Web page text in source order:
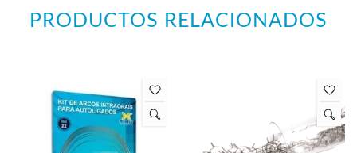
PRODUCTOS RELACIONADOS